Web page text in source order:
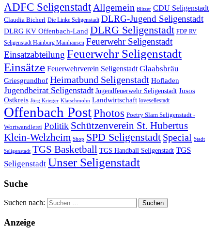
ADFC Seligenstadt Allgemein Blitzer CDU Seligenstadt
Claudia Bicherl Die Linke Seligenstadt DLRG-Jugend Seligenstadt
DLRG KV Offenbach-Land DLRG Seligenstadt FDP RV
Seligenstadt Hainburg Mainhausen Feuerwehr Seligenstadt
Einsatzabteilung Feuerwehr Seligenstadt
Einsätze Feuerwehrverein Seligenstadt Glaabsbräu
Griesgrundhof Heimatbund Seligenstadt Hofladen
Jugendbeirat Seligenstadt Jugendfeuerwehr Seligenstadt Jusos
Ostkreis Jörg Krieger Klatschmohn Landwirtschaft lovesellestadt
Offenbach PostPhotos Poetry Slam Seligenstadt -
Wortwandlerei Politik Schützenverein St. Hubertus
Klein-Welzheim Shop SPD Seligenstadt Special Stadt
Seligenstadt TGS Basketball TGS Handball Seligenstadt TGS
Seligenstadt Unser Seligenstadt
Suche
Suchen nach:
Anzeige